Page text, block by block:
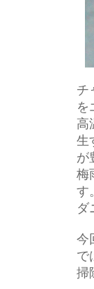
チ
を
高
生
が
梅
す。
ダ
今
で
掃